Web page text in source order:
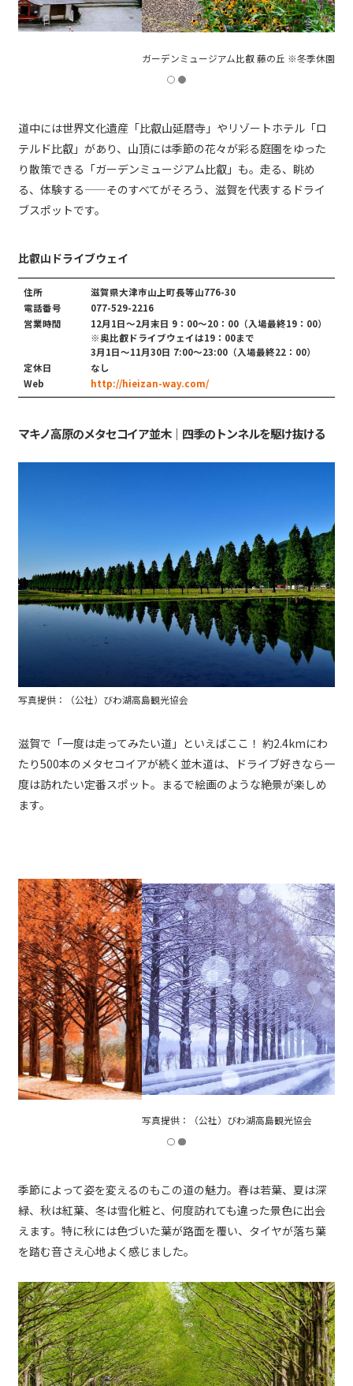
ガーデンミュージアム比叡 藤の丘 ※冬季休園
道中には世界文化遺産「比叡山延暦寺」やリゾートホテル「ロ
テルド比叡」があり、山頂には季節の花々が彩る庭園をゆった
り散策できる「ガーデンミュージアム比叡」も。走る、眺め
る、体験する——そのすべてがそろう、滋賀を代表するドライ
ブスポットです。
比叡山ドライブウェイ
住所
滋賀県大津市山上町長等山776-30
電話番号
077-529-2216
営業時間
12月1日～2月末日 9：00～20：00（入場最終19：00）
※奥比叡ドライブウェイは19：00まで
3月1日～11月30日 7:00〜23:00（入場最終22：00）
定休日
なし
Web
http://hieizan-way.com/
マキノ高原のメタセコイア並木｜四季のトンネルを駆け抜ける
写真提供：（公社）びわ湖高島観光協会
滋賀で「一度は走ってみたい道」といえばここ！ 約2.4kmにわ
たり500本のメタセコイアが続く並木道は、ドライブ好きなら一
度は訪れたい定番スポット。まるで絵画のような絶景が楽しめ
ます。
写真提供：（公社）びわ湖高島観光協会
季節によって姿を変えるのもこの道の魅力。春は若葉、夏は深
緑、秋は紅葉、冬は雪化粧と、何度訪れても違った景色に出会
えます。特に秋には色づいた葉が路面を覆い、タイヤが落ち葉
を踏む音さえ心地よく感じました。